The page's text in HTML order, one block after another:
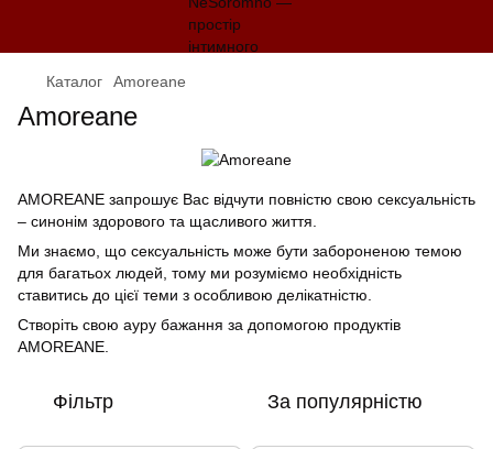
Каталог Amoreane
Amoreane
AMOREANE запрошує Вас відчути повністю свою сексуальність
– синонім здорового та щасливого життя.
Ми знаємо, що сексуальність може бути забороненою темою
для багатьох людей, тому ми розуміємо необхідність
ставитись до цієї теми з особливою делікатністю.
Створіть свою ауру бажання за допомогою продуктів
AMOREANE.
Фільтр За популярністю